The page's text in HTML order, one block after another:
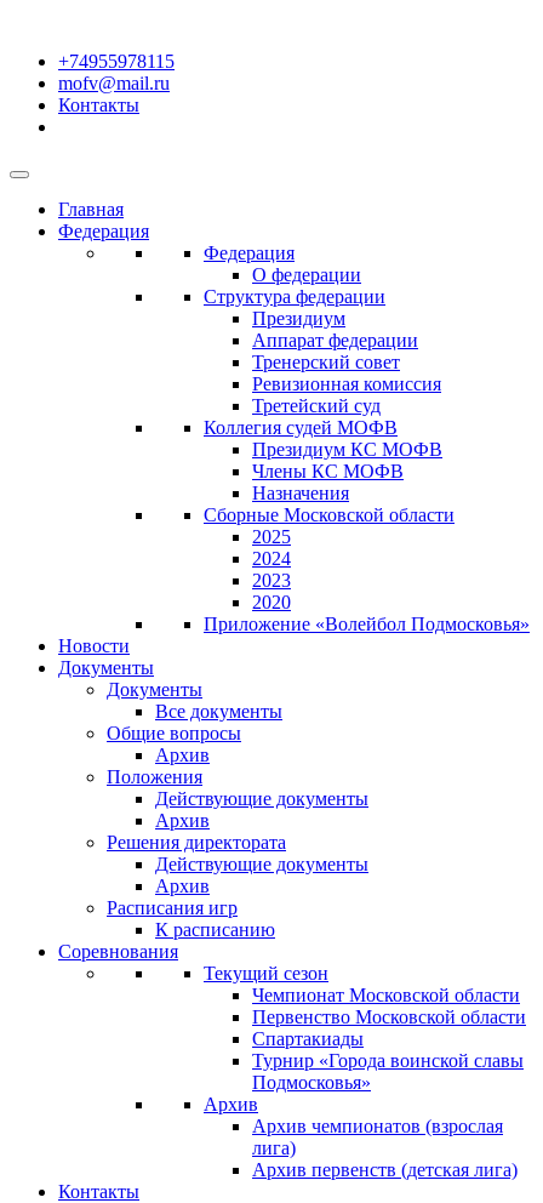
+74955978115
mofv@mail.ru
Контакты
Главная
Федерация
Федерация
О федерации
Структура федерации
Президиум
Аппарат федерации
Тренерский совет
Ревизионная комиссия
Третейский суд
Коллегия судей МОФВ
Президиум КС МОФВ
Члены КС МОФВ
Назначения
Сборные Московской области
2025
2024
2023
2020
Приложение «Волейбол Подмосковья»
Новости
Документы
Документы
Все документы
Общие вопросы
Архив
Положения
Действующие документы
Архив
Решения директората
Действующие документы
Архив
Расписания игр
К расписанию
Соревнования
Текущий сезон
Чемпионат Московской области
Первенство Московской области
Спартакиады
Турнир «Города воинской славы
Подмосковья»
Архив
Архив чемпионатов (взрослая
лига)
Архив первенств (детская лига)
Контакты